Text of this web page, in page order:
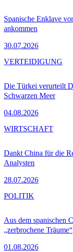
Spanische Enklave
ankommen
30.07.2026
Die Türkei verurteilt
Schwarzen Meer
04.08.2026
VERTEIDIGUNG
Dankt China für die
Analysten
28.07.2026
WIRTSCHAFT
Aus dem spanischen
„zerbrochene Träume“
01.08.2026
POLITIK